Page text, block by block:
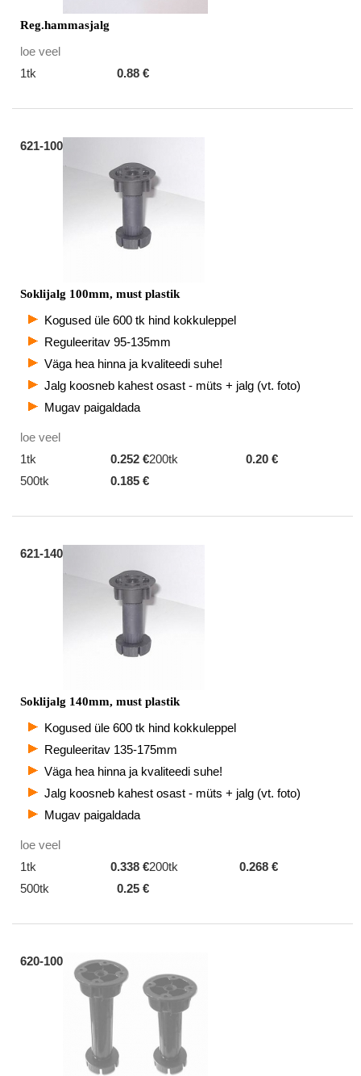
Reg.hammasjalg
loe veel
1tk
0.88 €
621-100
Soklijalg 100mm, must plastik
Kogused üle 600 tk hind kokkuleppel
Reguleeritav 95-135mm
Väga hea hinna ja kvaliteedi suhe!
Jalg koosneb kahest osast - müts + jalg (vt. foto)
Mugav paigaldada
loe veel
1tk
0.252 €200tk
0.20 €
500tk
0.185 €
621-140
Soklijalg 140mm, must plastik
Kogused üle 600 tk hind kokkuleppel
Reguleeritav 135-175mm
Väga hea hinna ja kvaliteedi suhe!
Jalg koosneb kahest osast - müts + jalg (vt. foto)
Mugav paigaldada
loe veel
1tk
0.338 €200tk
0.268 €
500tk
0.25 €
620-100